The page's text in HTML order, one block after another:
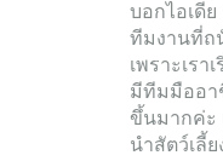
บอกไอเดี
ทีมงานที่ถ
เพราะเร
มีทีมมืออา
ขึ้นมากค่ะ
นำสัตว์เลี้